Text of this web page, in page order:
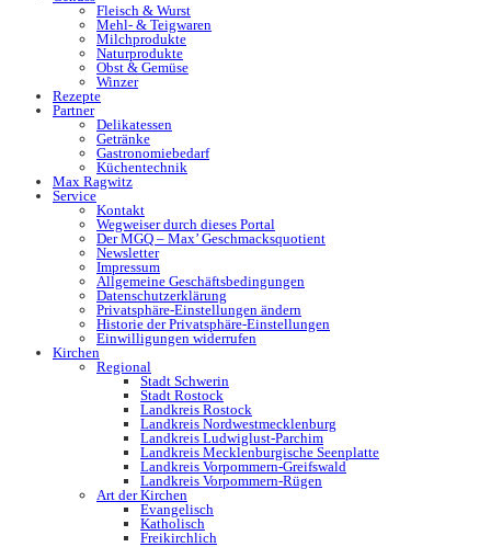
Fleisch & Wurst
Mehl- & Teigwaren
Milchprodukte
Naturprodukte
Obst & Gemüse
Winzer
Rezepte
Partner
Delikatessen
Getränke
Gastronomiebedarf
Küchentechnik
Max Ragwitz
Service
Kontakt
Wegweiser durch dieses Portal
Der MGQ – Max’ Geschmacksquotient
Newsletter
Impressum
Allgemeine Geschäftsbedingungen
Datenschutzerklärung
Privatsphäre-Einstellungen ändern
Historie der Privatsphäre-Einstellungen
Einwilligungen widerrufen
Kirchen
Regional
Stadt Schwerin
Stadt Rostock
Landkreis Rostock
Landkreis Nordwestmecklenburg
Landkreis Ludwiglust-Parchim
Landkreis Mecklenburgische Seenplatte
Landkreis Vorpommern-Greifswald
Landkreis Vorpommern-Rügen
Art der Kirchen
Evangelisch
Katholisch
Freikirchlich